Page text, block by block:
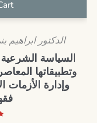
الدكتور ابراهيم
السياسة الشرعية
وتطبيقاتها
وإدارة الأزمات